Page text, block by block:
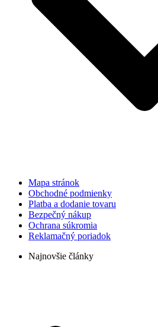
Mapa stránok
Obchodné podmienky
Platba a dodanie tovaru
Bezpečný nákup
Ochrana súkromia
Reklamačný poriadok
Najnovšie články